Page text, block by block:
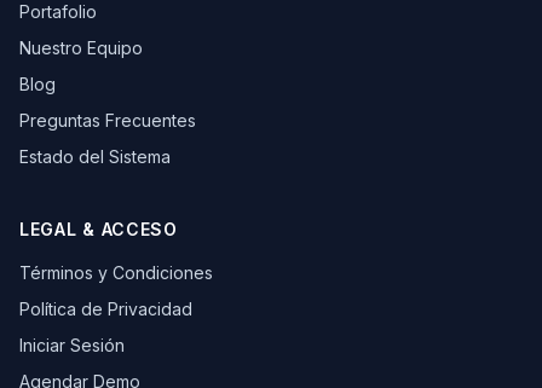
Portafolio
Nuestro Equipo
Blog
Preguntas Frecuentes
Estado del Sistema
LEGAL & ACCESO
Términos y Condiciones
Política de Privacidad
Iniciar Sesión
Agendar Demo